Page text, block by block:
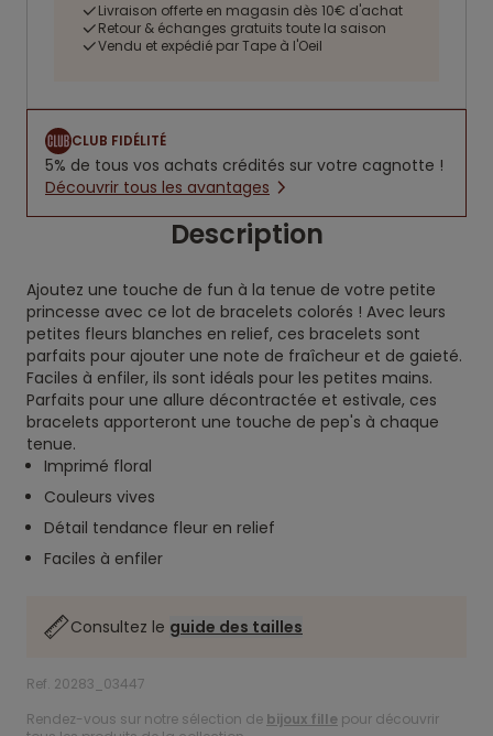
Livraison offerte en magasin dès 10€ d'achat
Retour & échanges gratuits toute la saison
Vendu et expédié par Tape à l'Oeil
CLUB FIDÉLITÉ
5% de tous vos achats crédités sur votre cagnotte !
Découvrir tous les avantages
Description
Ajoutez une touche de fun à la tenue de votre petite
princesse avec ce lot de bracelets colorés ! Avec leurs
petites fleurs blanches en relief, ces bracelets sont
parfaits pour ajouter une note de fraîcheur et de gaieté.
Faciles à enfiler, ils sont idéals pour les petites mains.
Parfaits pour une allure décontractée et estivale, ces
bracelets apporteront une touche de pep's à chaque
tenue.
Imprimé floral
Couleurs vives
Détail tendance fleur en relief
Faciles à enfiler
Consultez le guide des tailles
Ref. 20283_03447
Rendez-vous sur notre sélection de bijoux fille pour découvrir